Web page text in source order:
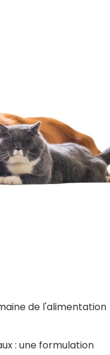
de l'alimentation
: une formulation